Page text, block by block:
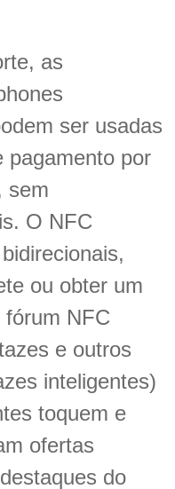
as
ser usadas
pagamento por
sem
O NFC
ou obter um
fórum NFC
e outros
inteligentes)
toquem e
ofertas
do